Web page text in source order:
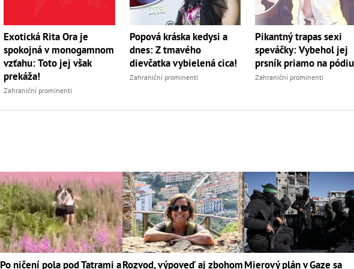
Exotická Rita Ora je
spokojná v monogamnom
vzťahu: Toto jej však
prekáža!
Zahraniční prominenti
Popová kráska kedysi a
dnes: Z tmavého
dievčatka vybielená cica!
Zahraniční prominenti
Pikantný trapas sexi
speváčky: Vybehol jej
prsník priamo na
Zahraniční prominenti
Po ničení pola pod Tatrami aRozvod, výpoveď aj zbohomMierový plán v Gaze sa